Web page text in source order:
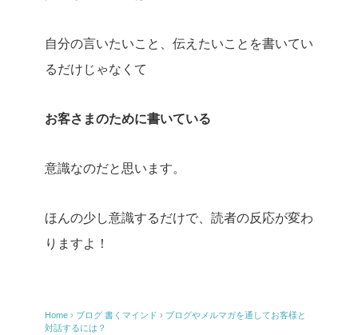
自分の言いたいこと、伝えたいことを書いてい
るだけじゃなくて
お客さまのために書いている
意識なのだと思います。
ほんの少し意識するだけで、読者の反応が変わ
りますよ！
Home › ブログ 書くマインド › ブログやメルマガを通してお客様と
対話するには？